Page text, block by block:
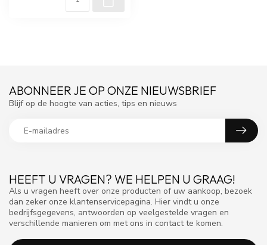
HEEFT U VRAGEN? WE HELPEN U GRAAG!
Als u vragen heeft over onze producten of uw aankoop, bezoek
dan zeker onze klantenservicepagina. Hier vindt u onze
bedrijfsgegevens, antwoorden op veelgestelde vragen en
verschillende manieren om met ons in contact te komen.
ABONNEER JE OP ONZE NIEUWSBRIEF
Blijf op de hoogte van acties, tips en nieuws